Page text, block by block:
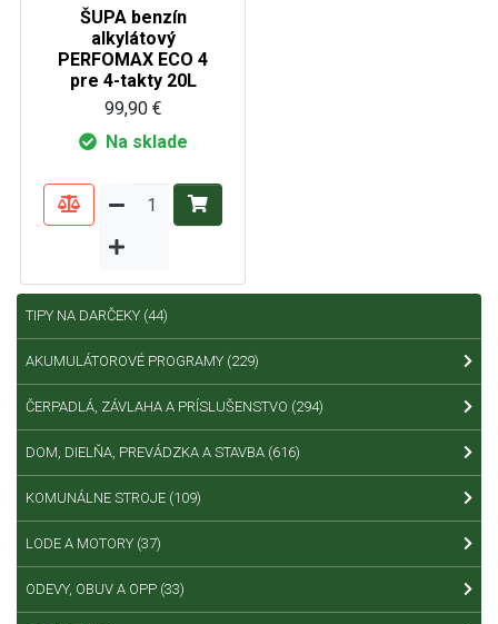
ŠUPA benzín
alkylátový
PERFOMAX ECO 4
pre 4-takty 20L
99,90 €
Na sklade
TIPY NA DARČEKY (44)
AKUMULÁTOROVÉ PROGRAMY (229)
ČERPADLÁ, ZÁVLAHA A PRÍSLUŠENSTVO (294)
DOM, DIELŇA, PREVÁDZKA A STAVBA (616)
KOMUNÁLNE STROJE (109)
LODE A MOTORY (37)
ODEVY, OBUV A OPP (33)